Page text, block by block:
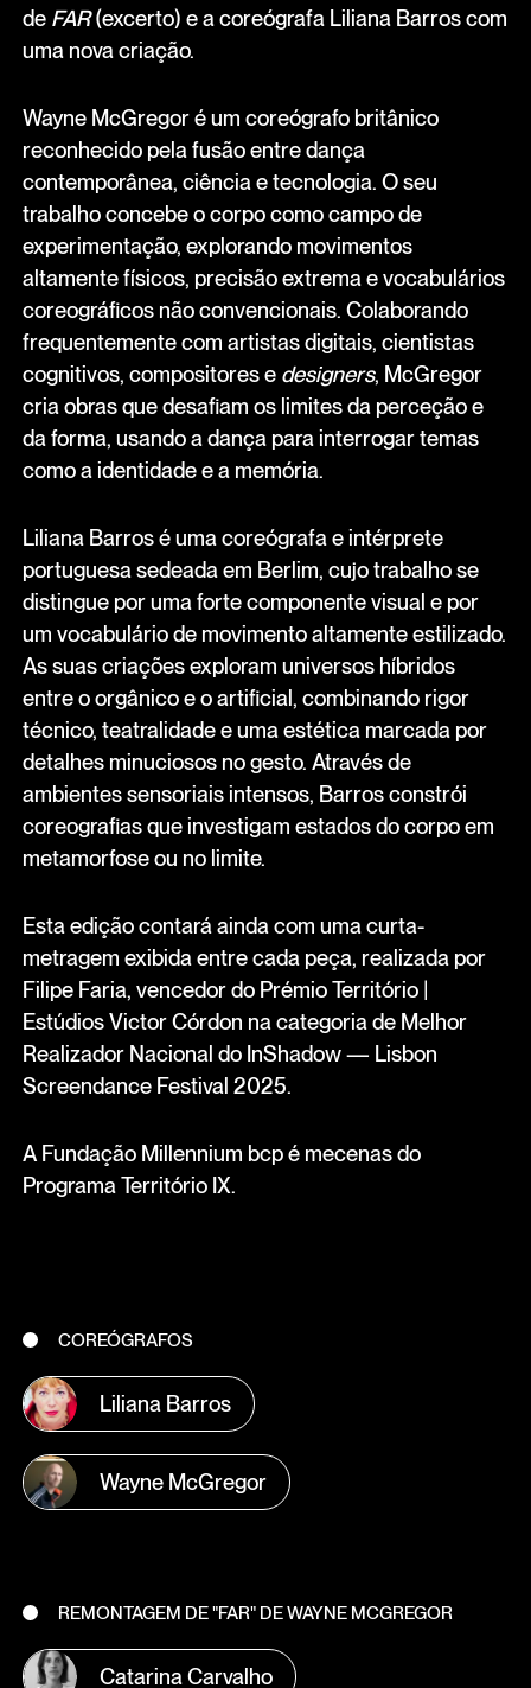
de FAR(excerto) e a coreógrafa Liliana Barros com
uma nova criação.
Wayne McGregor é um coreógrafo britânico
reconhecido pela fusão entre dança
contemporânea, ciência e tecnologia. O seu
trabalho concebe o corpo como campo de
experimentação, explorando movimentos
altamente físicos, precisão extrema e vocabulários
coreográficos não convencionais. Colaborando
frequentemente com artistas digitais, cientistas
cognitivos, compositores e designers, McGregor
cria obras que desafiam os limites da perceção e
da forma, usando a dança para interrogar temas
como a identidade e a memória.
Liliana Barros é uma coreógrafa e intérprete
portuguesa sedeada em Berlim, cujo trabalho se
distingue por uma forte componente visual e por
um vocabulário de movimento altamente estilizado.
As suas criações exploram universos híbridos
entre o orgânico e o artificial, combinando rigor
técnico, teatralidade e uma estética marcada por
detalhes minuciosos no gesto. Através de
ambientes sensoriais intensos, Barros constrói
coreografias que investigam estados do corpo em
metamorfose ou no limite.
Esta edição contará ainda com uma curta-
metragem exibida entre cada peça, realizada por
Filipe Faria, vencedor do Prémio Território |
Estúdios Victor Córdon na categoria de Melhor
Realizador Nacional do InShadow — Lisbon
Screendance Festival 2025.
A Fundação Millennium bcp é mecenas do
Programa Território IX.
COREÓGRAFOS
Liliana Barros
Wayne McGregor
REMONTAGEM DE "FAR" DE WAYNE MCGREGOR
Catarina Carvalho